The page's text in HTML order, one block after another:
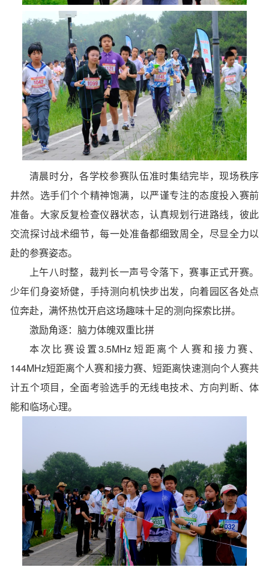
清晨时分，各学校参赛队伍准时集结完毕，现场秩序
井然。选手们个个精神饱满，以严谨专注的态度投入赛前
准备。大家反复检查仪器状态，认真规划行进路线，彼此
交流探讨战术细节，每一处准备都细致周全，尽显全力以
赴的参赛姿态。
上午八时整，裁判长一声号令落下，赛事正式开赛。
少年们身姿矫健，手持测向机快步出发，向着园区各处点
位奔赴，满怀热忱开启这场趣味十足的测向探索比拼。
激励角逐：脑力体魄双重比拼
本次比赛设置3.5MHz短距离个人赛和接力赛、
144MHz短距离个人赛和接力赛、短距离快速测向个人赛共
计五个项目，全面考验选手的无线电技术、方向判断、体
能和临场心理。